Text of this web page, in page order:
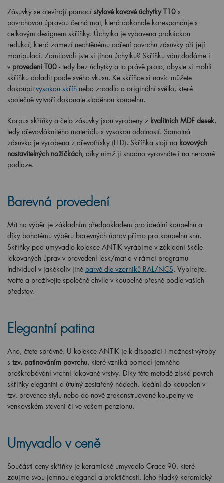
Zásuvky se otevírají pomocí stylové kovové úchytky T10 s
povrchovou úpravou černá mat, která dokonale koresponduje s
celkovým designem skříňky. Úchytka je vybavena praktickou
redukcí, která zamezí nechtěnému odření povrchu zásuvky při její
manipulaci. Zamilovali jste si jinou úchytku? Skříňku vám dodáme i
v provedení T00 - tedy bez úchytky a to právě proto, abyste si mohli
skříňku doladit podle svého vkusu. Ke skříňce si navíc můžete
dokoupit vysokou skříň nebo zrcadlo a originální světlo, které
společně vytvoří dokonale sladěnou koupelnu.
Korpus skříňky a čelo zásuvky jsou vyrobeny z kvalitních MDF desek,
tedy dřevovláknitého materiálu s vysokou odolností. Samotná
zásuvka je vyrobena z dřevotřísky (LTD). Skříňka stojí na kovových
nastavitelných nožičkách, díky nimž ji snadno vyrovnáte i na nerovné
podlaze.
Barevná provedení
Mít na výběr je základním předpokladem pro ideální koupelnu a
díky bohatému výběru barevných úprav přímo pro koupelnu snů.
Skříňky pod umyvadlo kolekce ANTIK vyrábíme v základní škále
lakovaných úprav v provedení lesk/mat a v rámci programu
Individual v jakékoliv jiné barvě dle vzorníků RAL/NCS. Vybírejte,
tvořte a prožívejte společné chvíle v koupelně přesně podle vašich
představ.
Elegantní patina
Ano, čtete správně. U kolekce ANTIK je k dispozici i možnost výroby
s tzv. patinováním povrchu, které vzniká pomocí jemného
proškrabávání vrchní lakované vrstvy. Díky této metodě získá povrch
skříňky elegantní a útulný zestařený nádech. Ideální do koupelen v
tzv. provence stylu nebo do nově zrekonstruované koupelny ve
venkovském stavení či ve vašem penzionu.
Umyvadlo v ceně
Součástí ceny skříňky je keramické umyvadlo Grace 90, které
zaujme svou jemnou elegancí a praktičností. Jeho hladký keramický